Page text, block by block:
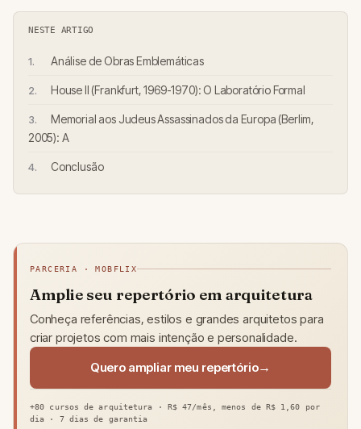
NESTE ARTIGO
Análise de Obras Emblemáticas
House II (Frankfurt, 1969-1970): O Laboratório Formal
Memorial aos Judeus Assassinados da Europa (Berlim,
2005): A
Conclusão
PARCERIA · MOBFLIX
Amplie seu repertório em arquitetura
Conheça referências, estilos e grandes arquitetos para
criar projetos com mais intenção e personalidade.
Quero ampliar meu repertório
+80 cursos de arquitetura · R$ 47/mês, menos de R$ 1,60 por
dia · 7 dias de garantia